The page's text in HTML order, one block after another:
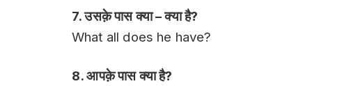
7. उसक़े पास क्या – क्या है?
What all does he have?
8. आपक़े पास क्या है?